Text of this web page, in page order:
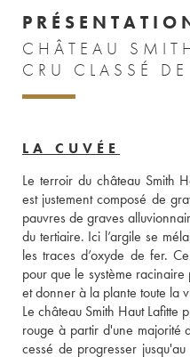
CHÂTEAU
CRU CLASSÉ
LA CUVÉE
Le terroir du château Smith
est justement composé de
pauvres de graves
du tertiaire. Ici l’argile se
les traces d’oxyde de fer.
pour que le système racinaire
et donner à la plante toute la
Le château Smith Haut Lafitte
rouge à partir d'une majorité
cessé de progresser